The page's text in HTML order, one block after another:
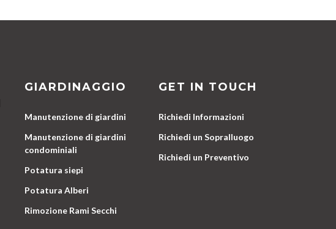
GIARDINAGGIO
Manutenzione di giardini
Manutenzione di giardini
condominiali
Potatura siepi
Potatura Alberi
Rimozione Rami Secchi
GET IN TOUCH
Richiedi Informazioni
Richiedi un Sopralluogo
Richiedi un Preventivo